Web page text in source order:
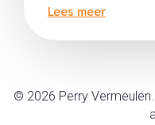
Lees meer
© 2026 Perry